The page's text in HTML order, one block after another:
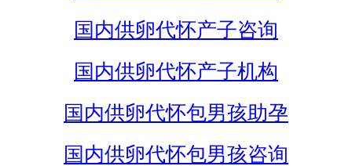
国内供卵代怀产子咨询
国内供卵代怀产子机构
国内供卵代怀包男孩助孕
国内供卵代怀包男孩咨询